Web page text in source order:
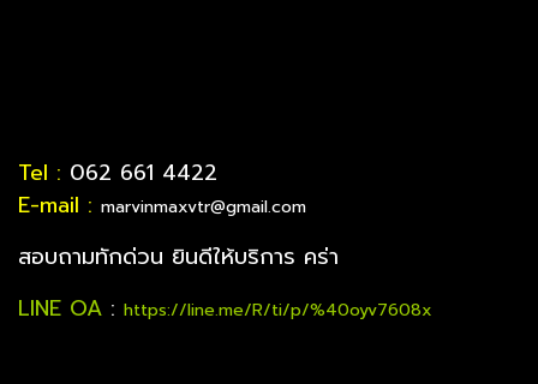
Tel : 062 661 4422
E-mail : marvinmaxvtr@gmail.com
สอบถามทักด่วน ยินดีให้บริการ คร่า
LINE OA : https://line.me/R/ti/p/%40oyv7608x